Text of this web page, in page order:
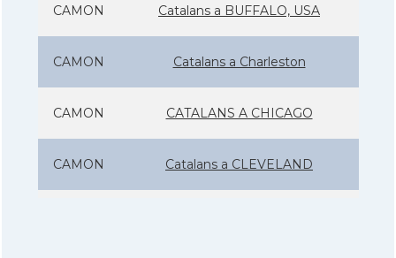
CAMON Catalans a BUFFALO, USA
CAMON Catalans a Charleston
CAMON CATALANS A CHICAGO
CAMON Catalans a CLEVELAND